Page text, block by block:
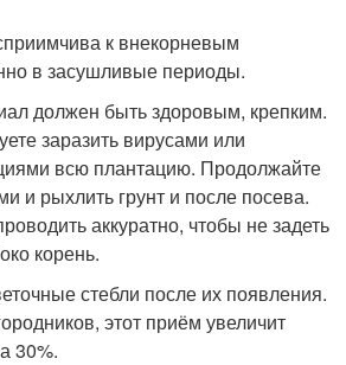
к внекорневым
в засушливые периоды.
должен быть здоровым, крепким.
заразить вирусами или
всю плантацию. Продолжайте
и рыхлить грунт и после посева.
аккуратно, чтобы не задеть
корень.
стебли после их появления.
этот приём увеличит
30%.